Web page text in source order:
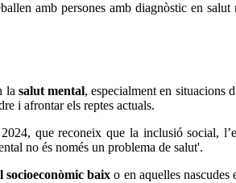
amb persones amb diagnòstic en
la salut mental, especialment en situacions
i afrontar els reptes actuals.
que reconeix que la inclusió social,
no és només un problema de salut'.
socioeconòmic baix o en aquelles nascudes